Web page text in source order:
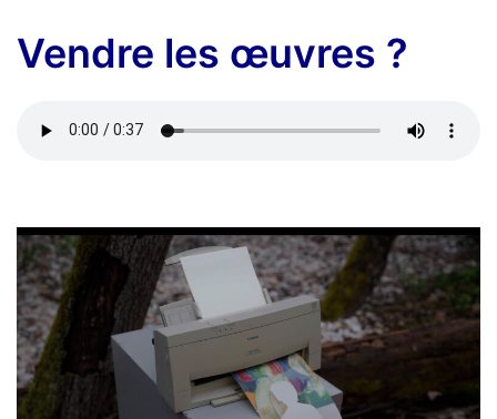
Vendre les œuvres ?